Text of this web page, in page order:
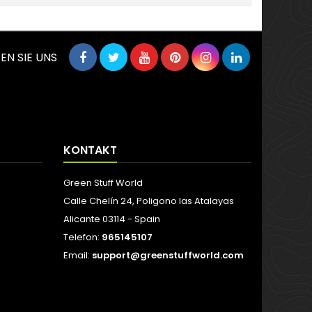
SIE UNS
KONTAKT
Green Stuff World
Calle Chelín 24, Poligono las Atalayas
Alicante 03114 - Spain
Telefon: 965145107
Email: support@greenstuffworld.com